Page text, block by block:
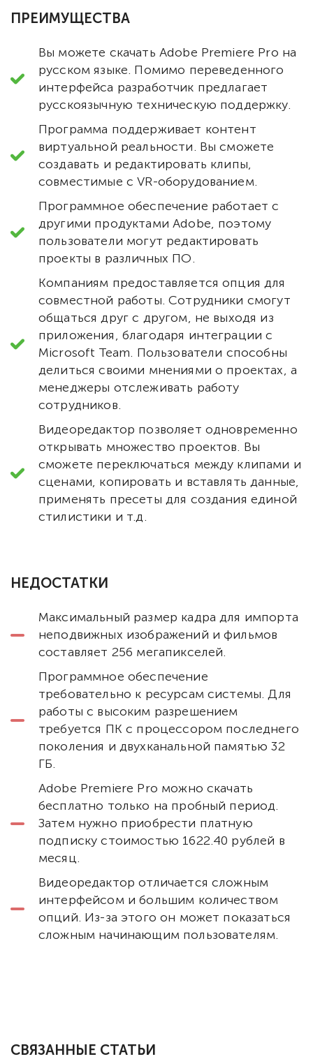
ПРЕИМУЩЕСТВА
Вы можете скачать Adobe Premiere Pro на
русском языке. Помимо переведенного
интерфейса разработчик предлагает
русскоязычную техническую поддержку.
Программа поддерживает контент
виртуальной реальности. Вы сможете
создавать и редактировать клипы,
совместимые с VR-оборудованием.
Программное обеспечение работает с
другими продуктами Adobe, поэтому
пользователи могут редактировать
проекты в различных ПО.
Компаниям предоставляется опция для
совместной работы. Сотрудники смогут
общаться друг с другом, не выходя из
приложения, благодаря интеграции с
Microsoft Team. Пользователи способны
делиться своими мнениями о проектах, а
менеджеры отслеживать работу
сотрудников.
Видеоредактор позволяет одновременно
открывать множество проектов. Вы
сможете переключаться между клипами и
сценами, копировать и вставлять данные,
применять пресеты для создания единой
стилистики и т.д.
НЕДОСТАТКИ
Максимальный размер кадра для импорта
неподвижных изображений и фильмов
составляет 256 мегапикселей.
Программное обеспечение
требовательно к ресурсам системы. Для
работы с высоким разрешением
требуется ПК с процессором последнего
поколения и двухканальной памятью 32
ГБ.
Adobe Premiere Pro можно скачать
бесплатно только на пробный период.
Затем нужно приобрести платную
подписку стоимостью 1622.40 рублей в
месяц.
Видеоредактор отличается сложным
интерфейсом и большим количеством
опций. Из-за этого он может показаться
сложным начинающим пользователям.
СВЯЗАННЫЕ СТАТЬИ